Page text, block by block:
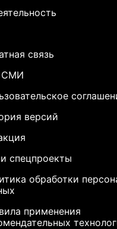
связь
СМИ
версий
спецпроекты
обработки
применения